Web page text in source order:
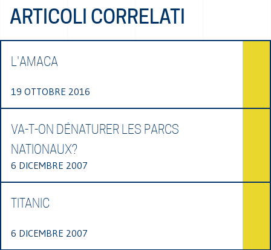
ARTICOLI CORRELATI
L'AMACA
19 OTTOBRE 2016
VA-T-ON DÉNATURER LES PARCS
NATIONAUX?
6 DICEMBRE 2007
TITANIC
6 DICEMBRE 2007